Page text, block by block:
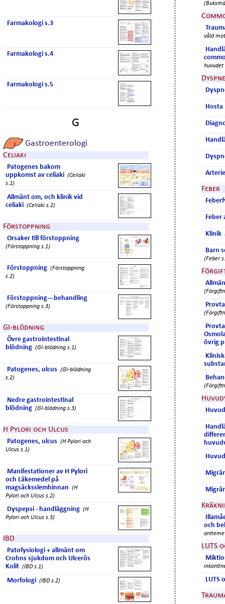
Farmakologi s.3
Farmakologi s.4
Farmakologi s.5
G
Gastroenterologi
Celiaki
Patogenes bakom
uppkomst av celiaki (Celiaki
s.1)
Allmänt om, och klinik vid
celiaki (Celiaki s.2)
Förstoppning
Orsaker till förstoppning
(Förstoppning s.1)
Förstoppning (Förstoppning
s.2)
Förstoppning—behandling
(Förstoppning s.3)
GI-blödning
Övre gastrointestinal
blödning (GI-blödning s.1)
Patogenes, ulcus (GI-blödning
s.2)
Nedre gastrointestinal
blödning (GI-blödning s.3)
H Pylori och Ulcus
Patogenes, ulcus (H Pylori och
Ulcus s.1)
Manifestationer av H Pylori
och Läkemedel på
magsäcksslemhinnan (H
Pylori och Ulcus s.2)
Dyspepsi - handläggning (H
Pylori och Ulcus s.3)
IBD
Patofysiologi + allmänt om
Crohns sjukdom och Ulcerös
Kolit (IBD s.1)
Morfologi (IBD s.2)
våld
huvudet
Dyspne
Hosta
Feber
Feber
Klinik
Barn
(Feber
övrig
och
LUTS
LUTS